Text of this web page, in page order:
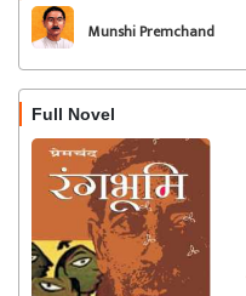
Munshi Premchand
Full Novel